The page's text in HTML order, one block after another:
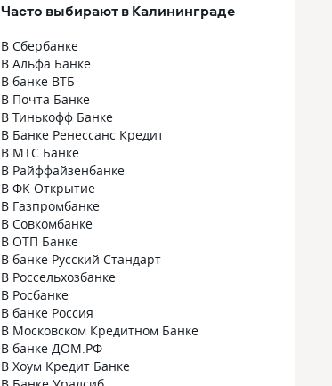
Часто выбирают в Калининграде
В Сбербанке
В Альфа Банке
В банке ВТБ
В Почта Банке
В Тинькофф Банке
В Банке Ренессанс Кредит
В МТС Банке
В Райффайзенбанке
В ФК Открытие
В Газпромбанке
В Совкомбанке
В ОТП Банке
В банке Русский Стандарт
В Россельхозбанке
В Росбанке
В банке Россия
В Московском Кредитном Банке
В банке ДОМ.РФ
В Хоум Кредит Банке